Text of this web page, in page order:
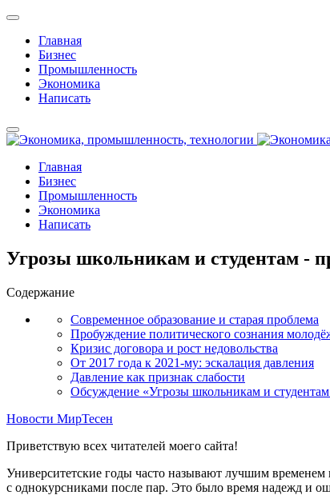
Главная
Бизнес
Промышленность
Экономика
Написать
Главная
Бизнес
Промышленность
Экономика
Написать
Угрозы школьникам и студентам -
Содержание
Современное образование и старая проблема
Пробуждение политического сознания
Кризис договора и рост недовольства
От 2017 года к 2021-му: эскалация давления
Давление как признак слабости
Обсуждение «Угрозы школьникам и
Новости МирТесен
Приветствую всех читателей моего сайта!
Университетские годы часто называют лучшим временем
с однокурсниками после пар. Это было время надежд и